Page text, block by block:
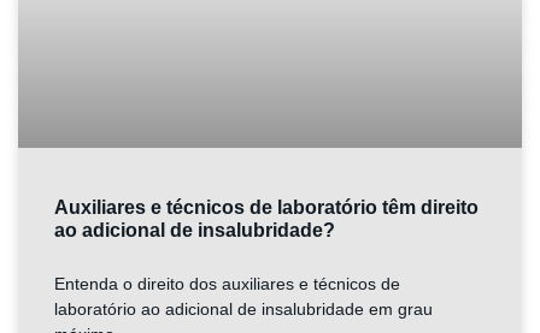
Auxiliares e técnicos de laboratório têm direito
ao adicional de insalubridade?
Entenda o direito dos auxiliares e técnicos de
laboratório ao adicional de insalubridade em grau